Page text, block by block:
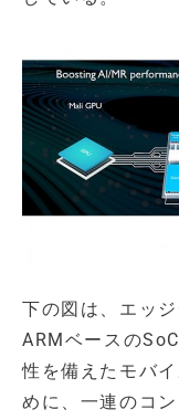
下の図は、エッ
ARMベースの
性を備えたモバ
めに、一連のコ